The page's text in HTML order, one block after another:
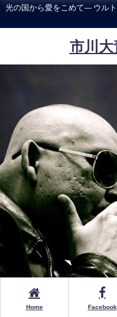
光の国から愛をこめて--- ウル
市川大
Home Facebook